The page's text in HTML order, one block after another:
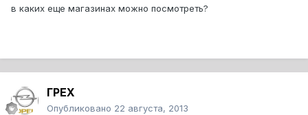
в каких еще магазинах можно посмотреть?
ГРЕХ
Опубликовано 22 августа, 2013